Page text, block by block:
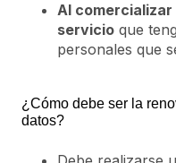
Al
servicio que
personales que
¿Cómo debe ser la
datos?